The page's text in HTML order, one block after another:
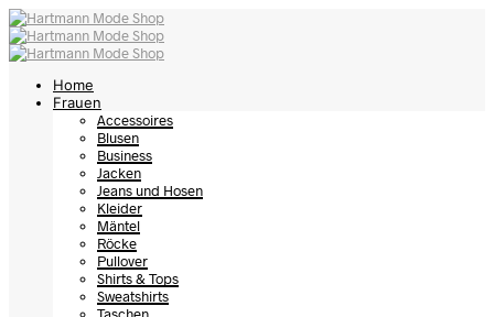
Home
Frauen
Accessoires
Blusen
Business
Jacken
Jeans und Hosen
Kleider
Mäntel
Röcke
Pullover
Shirts & Tops
Sweatshirts